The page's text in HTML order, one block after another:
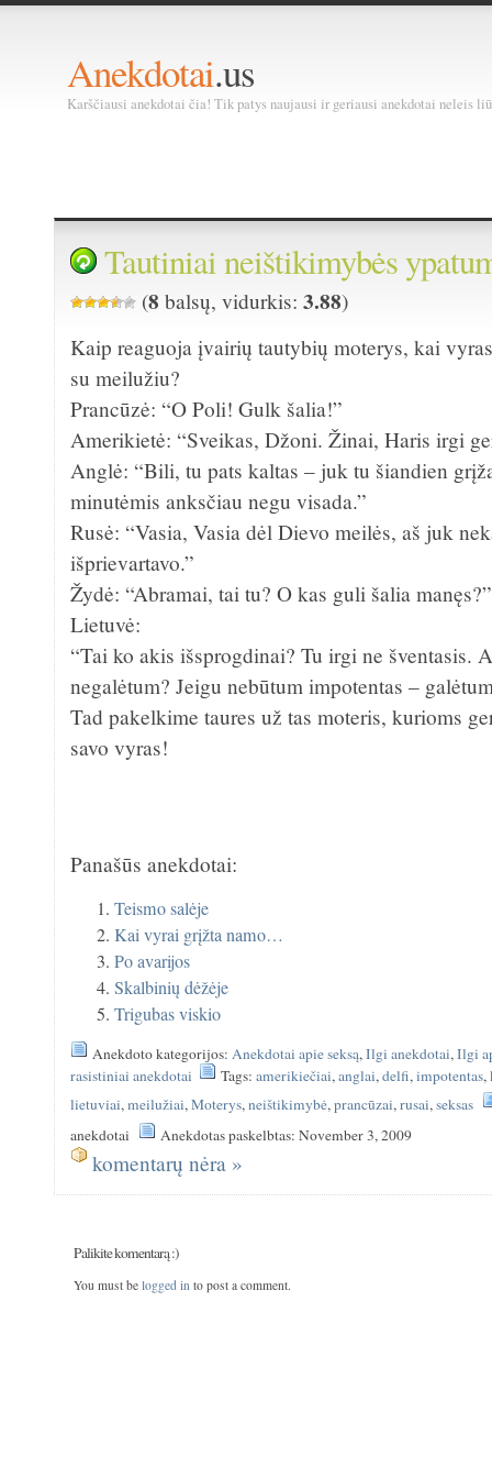
Anekdotai.us
Karščiausi anekdotai čia! Tik patys naujausi ir geriausi anekdotai neleis
Tautiniai neištikimybės
(8 balsų, vidurkis:3.88)
Kaip reaguoja įvairių tautybių moterys, kai
su meilužiu?
Prancūzė: “O Poli! Gulk šalia!”
Amerikietė: “Sveikas, Džoni. Žinai, Haris irgi
Anglė: “Bili, tu pats kaltas – juk tu šiandien
minutėmis anksčiau negu visada.”
Rusė: “Vasia, Vasia dėl Dievo meilės, aš juk
išprievartavo.”
Žydė: “Abramai, tai tu? O kas guli šalia manęs?”
Lietuvė:
“Tai ko akis išsprogdinai? Tu irgi ne šventasis.
negalėtum? Jeigu nebūtum impotentas –
Tad pakelkime taures už tas moteris, kurioms
savo vyras!
Panašūs anekdotai:
Teismo salėje
Kai vyrai grįžta namo…
Po avarijos
Skalbinių dėžėje
Trigubas viskio
Anekdoto kategorijos:Anekdotai apie seksą,Ilgi anekdotai,Ilgi
rasistiniai anekdotai
Tags:amerikiečiai,anglai,delfi,impotentas,
lietuviai,meilužiai,Moterys,neištikimybė,prancūzai,rusai,seksas
anekdotai
Anekdotas paskelbtas: November 3, 2009
komentarų nėra »
Palikite komentarą :)
You must be logged into post a comment.